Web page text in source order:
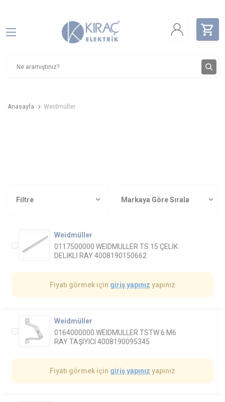
Anasayfa Weidmüller
Filtre Markaya Göre Sırala
Weidmüller
0117500000 WEIDMULLER TS 15 ÇELİK
DELİKLİ RAY 4008190150662
Fiyatı görmek için giriş yapınız yapınız
Weidmüller
0164000000 WEIDMULLER TSTW 6 M6
RAY TAŞIYICI 4008190095345
Fiyatı görmek için giriş yapınız yapınız